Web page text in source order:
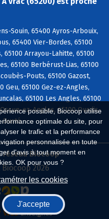
possible, Biocoop utilise
optimale du site, pour
le trafic et la performance
personnalisée en toute
d'avis à tout moment en
OK pour vous ?
les cookies
J'accepte
Souin, 65400 Ayros-Arbouix,
65400 Vier-Bordes, 65100
65100 Arrayou-Lahitte, 65100
65100 Berbérust-Lias, 65100
Pouts, 65100 Gazost,
Geu, 65100 Gez-ez-Angles,
65100 Les Angles, 65100
ez-Angles, 65100 Ourdis-
Ousté
réseau Biocoop
2026